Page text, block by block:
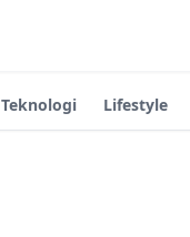
Teknologi Lifestyle